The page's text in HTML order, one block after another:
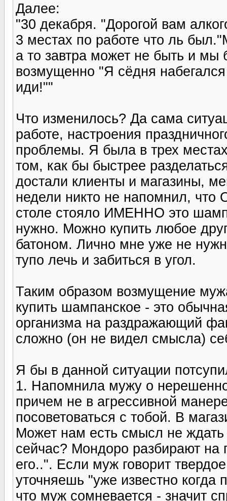
Далее:
"30 декабря. "Дорогой вам
3 местах по работе что ль
а то завтра может не быть и
возмущенно "Я сёдня
иди!""
Что изменилось? Да сама
работе, настроения
проблемы. Я была в трех
том, как бы быстрее
достали клиенты и магазины,
недели никто не напомнил,
столе стояло ИМЕННО это
нужно. Можно купить любое
батоном. Лично мне уже не
тупо лечь и забиться в угол.
Таким образом возмущение
купить шампанское - это
организма на раздражающий
сложно (он не видел смысла)
Я бы в данной ситуации
1. Напомнила мужу о
причем не в агрессивной
посоветоваться с тобой. В
Может нам есть смысл не ждать
сейчас? Мондоро разбирают
его..". Если муж говорит
уточняешь "уже известно
что муж сомневается - значит